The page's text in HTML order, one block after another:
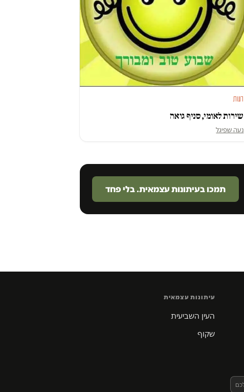
דעות
שירות לאומי, סניף גואה
נעה שפיגל
תמכו בעיתונות עצמאית. בלי פחד
עיתונות עצמאית
העין השביעית
שקוף